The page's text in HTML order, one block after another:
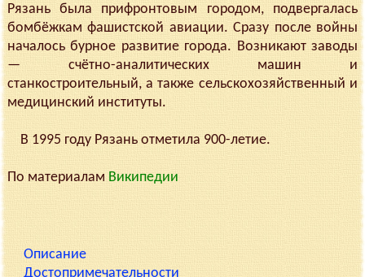
Рязань была прифронтовым городом, подвергалась
бомбёжкам фашистской авиации. Сразу после войны
началось бурное развитие города. Возникают заводы
— счётно-аналитических машин и
станкостроительный, а также сельскохозяйственный и
медицинский институты.
В 1995 году Рязань отметила 900-летие.
По материалам Википедии
Описание
Достопримечательности